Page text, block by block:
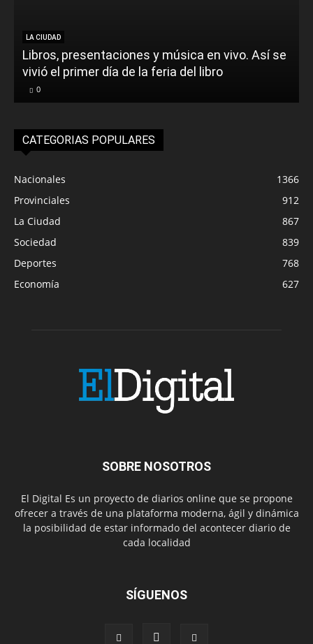
LA CIUDAD
Libros, presentaciones y música en vivo. Así se
vivió el primer día de la feria del libro
0
CATEGORIAS POPULARES
Nacionales
1366
Provinciales
912
La Ciudad
867
Sociedad
839
Deportes
768
Economía
627
SOBRE NOSOTROS
El Digital Es un proyecto de diarios online que se propone
ofrecer a través de una plataforma moderna, ágil y dinámica
la posibilidad de estar informado del acontecer diario de
cada localidad
SÍGUENOS